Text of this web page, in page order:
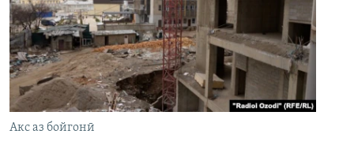
Акс аз бойгонӣ